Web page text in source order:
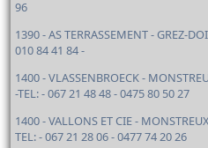
96
1390 - AS TERRASSEMENT - GREZ-
010 84 41 84 -
1400 - VLASSENBROECK -
-TEL: - 067 21 48 48 - 0475 80 50 27
1400 - VALLONS ET CIE -
TEL: - 067 21 28 06 - 0477 74 20 26